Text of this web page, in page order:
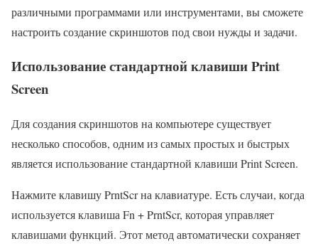
различными программами или инструментами, вы сможете
настроить создание скриншотов под свои нужды и задачи.
Использование стандартной клавиши Print
Screen
Для создания скриншотов на компьютере существует
несколько способов, одним из самых простых и быстрых
является использование стандартной клавиши Print Screen.
Нажмите клавишу PrntScr на клавиатуре. Есть случаи, когда
используется клавиша Fn + PrntScr, которая управляет
клавишами функций. Этот метод автоматически сохраняет